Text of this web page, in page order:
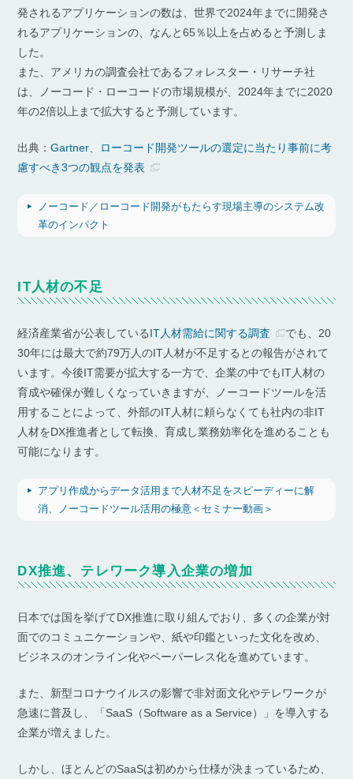
発されるアプリケーションの数は、世界で2024年までに開発さ
れるアプリケーションの、なんと65％以上を占めると予測しま
した。
また、アメリカの調査会社であるフォレスター・リサーチ社
は、ノーコード・ローコードの市場規模が、2024年までに2020
年の2倍以上まで拡大すると予測しています。
出典：Gartner、ローコード開発ツールの選定に当たり事前に考
慮すべき3つの観点を発表
ノーコード／ローコード開発がもたらす現場主導のシステム改
革のインパクト
IT人材の不足
経済産業省が公表しているIT人材需給に関する調査
でも、20
30年には最大で約79万人のIT人材が不足するとの報告がされて
います。今後IT需要が拡大する一方で、企業の中でもIT人材の
育成や確保が難しくなっていきますが、ノーコードツールを活
用することによって、外部のIT人材に頼らなくても社内の非IT
人材をDX推進者として転換、育成し業務効率化を進めることも
可能になります。
アプリ作成からデータ活用まで人材不足をスピーディーに解
消、ノーコードツール活用の極意＜セミナー動画＞
DX推進、テレワーク導入企業の増加
日本では国を挙げてDX推進に取り組んでおり、多くの企業が対
面でのコミュニケーションや、紙や印鑑といった文化を改め、
ビジネスのオンライン化やペーパーレス化を進めています。
また、新型コロナウイルスの影響で非対面文化やテレワークが
急速に普及し、「SaaS（Software as a Service）」を導入する
企業が増えました。
しかし、ほとんどのSaaSは初めから仕様が決まっているため、